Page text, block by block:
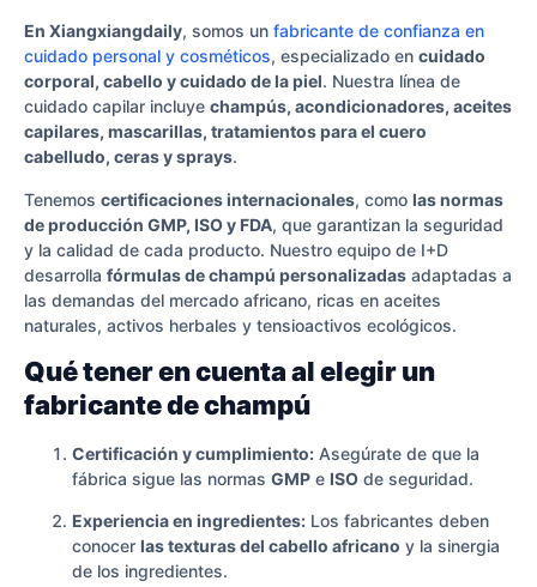
En Xiangxiangdaily, somos un fabricante de confianza en
cuidado personal y cosméticos, especializado en cuidado
corporal, cabello y cuidado de la piel. Nuestra línea de
cuidado capilar incluye champús, acondicionadores, aceites
capilares, mascarillas, tratamientos para el cuero
cabelludo, ceras y sprays.
Tenemos certificaciones internacionales, como las normas
de producción GMP, ISO y FDA, que garantizan la seguridad
y la calidad de cada producto. Nuestro equipo de I+D
desarrolla fórmulas de champú personalizadas adaptadas a
las demandas del mercado africano, ricas en aceites
naturales, activos herbales y tensioactivos ecológicos.
Qué tener en cuenta al elegir un
fabricante de champú
Certificación y cumplimiento: Asegúrate de que la
fábrica sigue las normas GMP e ISO de seguridad.
Experiencia en ingredientes: Los fabricantes deben
conocer las texturas del cabello africano y la sinergia
de los ingredientes.